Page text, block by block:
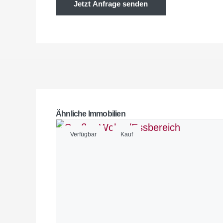
Jetzt Anfrage senden
Ähnliche Immobilien
Verfügbar Kauf